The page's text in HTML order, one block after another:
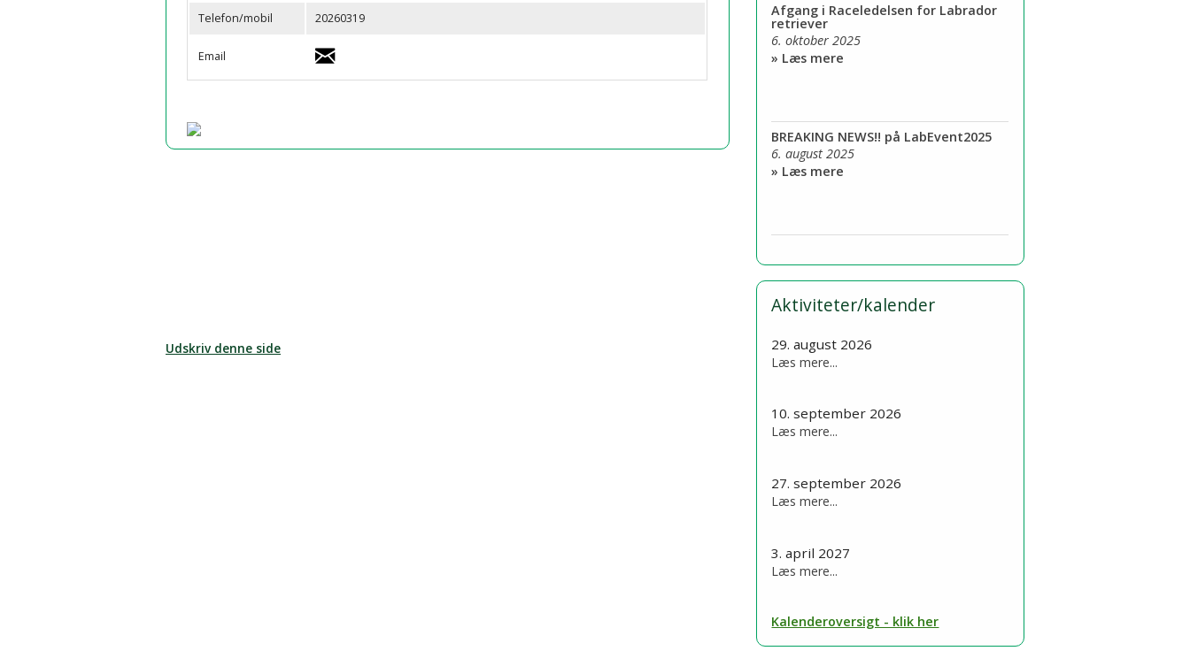
Telefon/mobil 20260319
Email
Udskriv denne side
Afgang i Raceledelsen for Labrador
retriever
6. oktober 2025
» Læs mere
BREAKING NEWS!! på LabEvent2025
6. august 2025
» Læs mere
Aktiviteter/kalender
29. august 2026
Læs mere...
10. september 2026
Læs mere...
27. september 2026
Læs mere...
3. april 2027
Læs mere...
Kalenderoversigt - klik her